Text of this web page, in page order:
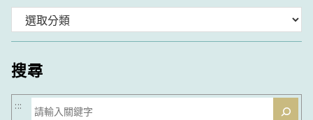
類
搜尋
搜
:::